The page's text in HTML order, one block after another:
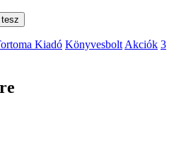
tesz
Kiadó Könyvesbolt Akciók 3